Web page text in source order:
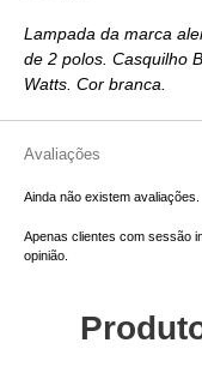
Lampada da marca
de 2 polos. Casquilho
Watts. Cor branca.
Avaliações
Ainda não existem avaliações.
Apenas clientes com sessão
opinião.